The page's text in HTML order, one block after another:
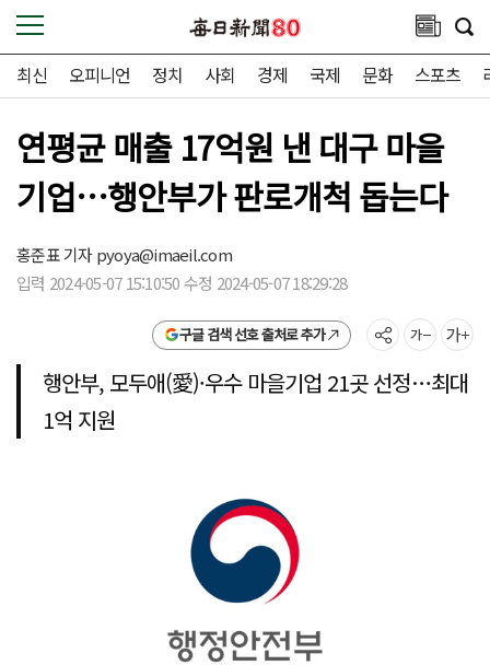
최신 오피니언 정치 사회 경제 국제 문화 스포츠
연평균 매출 17억원 낸 대구 마을
기업…행안부가 판로개척 돕는다
홍준표 기자pyoya@imaeil.com
입력 2024-05-07 15:10:50 수정 2024-05-07 18:29:28
구글 검색 선호 출처로 추가
행안부, 모두애(愛)·우수 마을기업 21곳 선정…최대
1억 지원